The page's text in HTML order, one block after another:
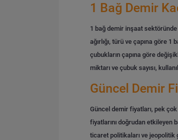
1 Bağ Demir
1 bağ demir inşaat
ağırlığı, türü ve çapına göre
çubukların çapına göre
miktarı ve çubuk sayısı,
Güncel Demir
Güncel demir fiyatları, pek
fiyatlarını doğrudan etkileyen
ticaret politikaları ve jeopolitik